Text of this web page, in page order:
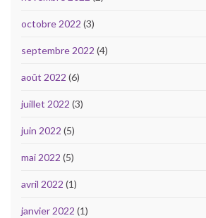
octobre 2022 (3)
septembre 2022 (4)
août 2022 (6)
juillet 2022 (3)
juin 2022 (5)
mai 2022 (5)
avril 2022 (1)
janvier 2022 (1)